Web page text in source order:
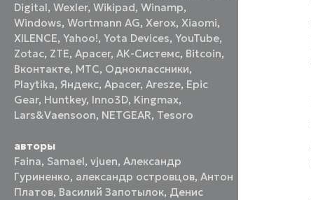
Digital,Wexler,Wikipad,Winamp,
Windows,Wortmann AG,Xerox,Xiaomi,
XILENCE,Yahoo!,Yota Devices,YouTube,
Zotac, ZTE,Аpacer,АК-Системс, Вitcoin,
Вконтакте, МТС, Одноклассники,
Playtika, Яндекс,Apacer,Aresze, Epic
Gear, Huntkey, Inno3D, Kingmax,
Lars&Vaensoon, NETGEAR, Tesoro
авторы
Faina, Samael,vjuen,Александр
Гуриненко, александр островцов,Антон
Платов, Василий Запотылок, Денис